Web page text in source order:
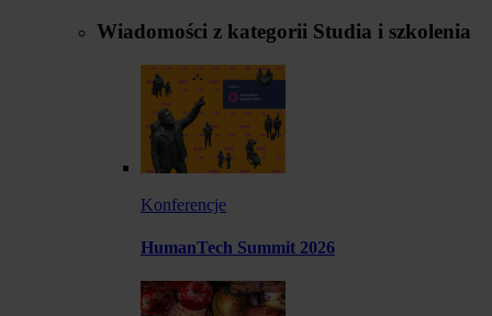
Wiadomości z kategorii Studia i szkolenia
Konferencje
HumanTech Summit 2026